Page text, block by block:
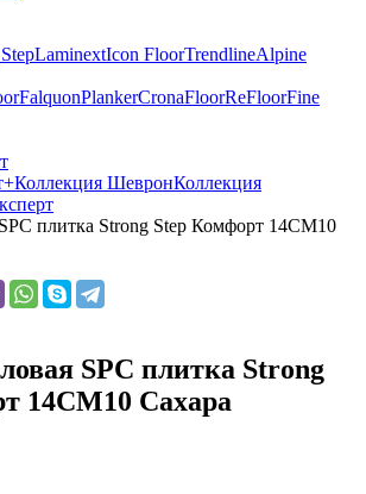
LaminextIcon FloorTrendlineAlpine
FalquonPlankerCronaFloorReFloorFine
Коллекция ШевронКоллекция
плитка Strong Step Комфорт 14СМ10
SPC плитка Strong
14СМ10 Сахара